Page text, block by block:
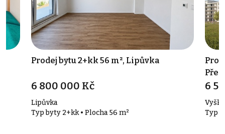
Prodej bytu 2+kk 56 m², Lipůvka
6 800 000 Kč
Lipůvka
Typ byty 2+kk • Plocha 56 m²
6
Typ